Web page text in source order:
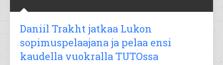
Daniil Trakht jatkaa Lukon
sopimuspelaajana ja pelaa ensi
kaudella vuokralla TUTOssa